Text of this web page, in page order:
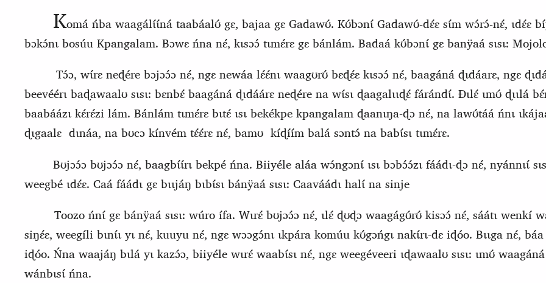
Komá ńba waagálɩ́ɩ́ná taabáalʊ́ gɛ, bajaa gɛ Gadawʊ́. Kʊ́bɔnɩ́ Gadawʊ́-dɛ́ɛ sɩ́m wɔ́rɔ́-nɛ́, ɩdɛ́ɛ
bɔkɔ́nɩ bosúu Kpangalam. Bɔwɛ ńna nɛ́, kɩsɔɔ́ tɩmɛ́rɛ gɛ bánlám. Badaá kʊ́bɔnɩ́ gɛ banÿaá sɩsɩ:
Tɔ́ɔ, wɩ́rɛ neɖére bɔjɔɔ́ɔ nɛ́, ngɛ newáa lɛ́ɛ́nɩ waagʊrʊ́ bɛɖɛ́ɛ kɩsɔɔ́ nɛ́, baagáná ɖɩdáarɛ, ngɛ
beevéérɩ baɖawaalʊ sɩsɩ: bɛnbɛ́ baagáná ɖɩdáárɛ neɖére na wɩ́sɩ ɖaagalɩɩɖɛ́ fárándɩ́. Ɖɩlɛ́ ɩmʊ́ ɖɩɩlá
baabáázɩ kɛ́rɛ́zi lám. Bánlám tɩmɛ́rɛ bɩtɛ́ ɩsɩ bekékpe kpangalam ɖaanɩŋa-ɖɔ nɛ́, na lawʊ́táá ńnɩ
ɖɩgaalɛ dɩnáa, na bʊcɔ kínvém tɛ́ɛ́rɛ nɛ́, bamʊ kíɖíím balá sɔntɔ́ na babɩ́sɩ tɩmɛ́rɛ.
Bʊjɔɔ́ɔ bʊjɔɔ́ɔ nɛ́, baagbɩ́ɩ́rɩ bekpé ńna. Biiyéle aláa wɔ́ngɔnɩ́ ɩsɩ bɔbɔ́ɔ́zɩ fáádɩ-ɖɔ nɛ́, nyánnɩɩ́
weegbé ɩdɛ́ɛ. Caá fáádɩ gɛ bɩɩjáŋ bɩbɩ́sɩ bánÿaá sɩsɩ: Caaváádɩ halɩ́ na sinje
Toozo ńnɩ́ gɛ bánÿaá sɩsɩ: wúro ífa. Wɩrɛ́ bʊjɔɔ́ɔ nɛ́, ɩlɛ́ ɖʊɖɔ waagágʊ́rʊ́ kisɔɔ́ nɛ́, sáátɩ
siŋɛ́ɛ, weegíli bɩnɩ́ɩ yɩ nɛ́, kuuyu nɛ́, ngɛ wɔɔgɔ́nɩ ɩkpára komúu kʊ́gɔńgɩ nakɩ́rɩ‑dɛ iɖóo. Bɩɩga nɛ́,
iɖóo. Ńna waajáŋ bɩlá yɩ kazɔ́ɔ, biiyéle wɩrɛ́ waabɩ́sɩ nɛ́, ngɛ weegéveeri ɩɖawaalʊ sɩsɩ: ɩmʊ́
wánbɩsɩ́ ńna.